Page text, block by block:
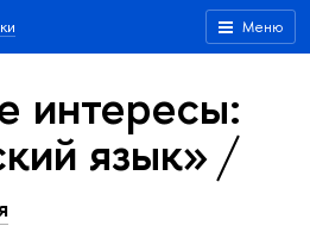
Меню
интересы:
язык»